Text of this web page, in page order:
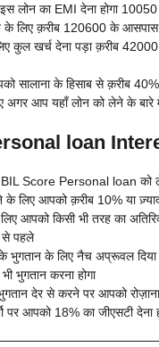
लोन का EMI देना होगा
के लिए क़रीब 120600 के आसपास
कुल खर्च देना पड़ा क़रीब
के हिसाब से क़रीब 40%
अगर आप यहाँ लोन को लेने के
loan
Score Personal loan को
आपको क़रीब 10% या
आपको किसी भी तरह का
से पहले
के लिए नैच अप्रूवल
भुगतान करना होगा
देर से करने पर आपको रोज़ाना
आपको 18% का जीएसटी देना